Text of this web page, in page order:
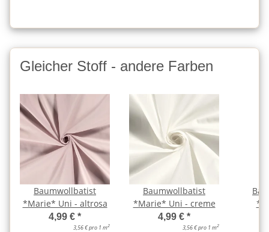
Gleicher Stoff - andere Farben
Baumwollbatist
*Marie* Uni - altrosa
4,99 € *
3,56 € pro 1 m2
Baumwollbatist
*Marie* Uni - creme
4,99 € *
3,56 € pro 1 m2